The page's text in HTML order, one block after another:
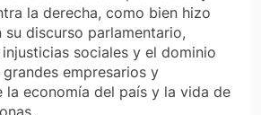
la derecha, como bien hizo
su discurso parlamentario,
sociales y el dominio
empresarios y
la economía del país y la vida de